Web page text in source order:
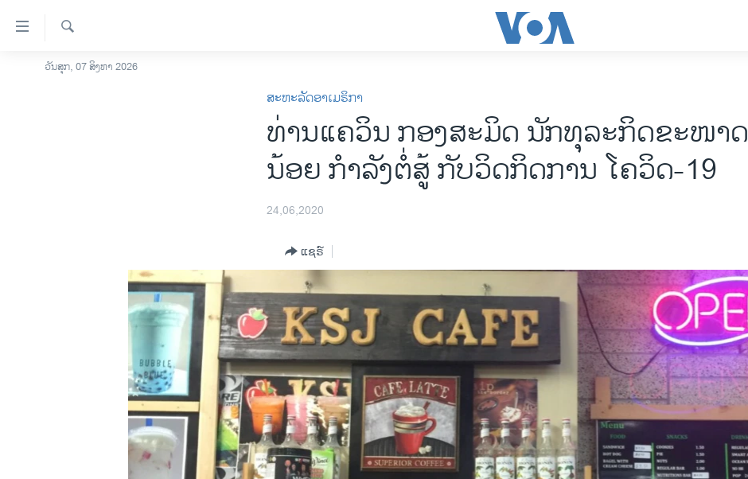
ລິ້ງ
ສຳຫລັບ
ໂຮມເພຈ
ອິດສະຫຼະພາບດ້ານການຂ່າວ
ວິທະຍາສາດ-ເທັກໂນໂລຈີ
ຄົ້ນຫາ
ວັນສຸກ, 07 ສິງຫາ 2026
ສະຫະລັດອາເມຣິກາ
ທ່ານແຄວິນ ກອງສະມິດ ນັກທຸລະກິດຂະໜາດ
ນ້ອຍ ກຳລັງຕໍ່ສູ້ ກັບວິດກິດການ ໂຄວິດ-19
24,06,2020
ແຊຣ໌